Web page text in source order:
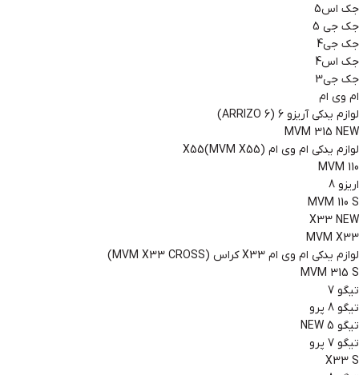
جک اس5
جک جی 5
جک جی4
جک اس4
جک جی3
ام وی ام
لوازم یدکی آریزو 6 (ARRIZO 6)
MVM 315 NEW
لوازم یدکی ام وی ام X55(MVM X55)
MVM 110
اریزو 8
MVM 110 S
X33 NEW
MVM X33
لوازم یدکی ام وی ام X33 کراس (MVM X33 CROSS)
MVM 315 S
تیگو 7
تیگو 8 پرو
تیگو 5 NEW
تیگو 7 پرو
X33 S